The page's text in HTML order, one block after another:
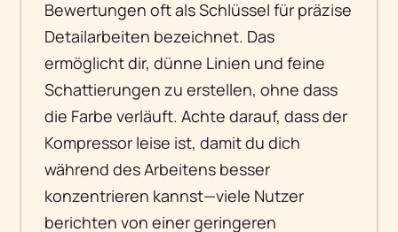
Bewertungen oft als Schlüssel für präzise
Detailarbeiten bezeichnet. Das
ermöglicht dir, dünne Linien und feine
Schattierungen zu erstellen, ohne dass
die Farbe verläuft. Achte darauf, dass der
Kompressor leise ist, damit du dich
während des Arbeitens besser
konzentrieren kannst—viele Nutzer
berichten von einer geringeren